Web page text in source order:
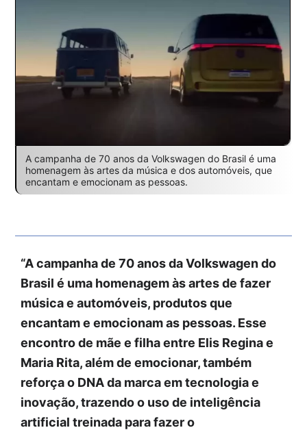
A campanha de 70 anos da Volkswagen do Brasil é uma
homenagem às artes da música e dos automóveis, que
encantam e emocionam as pessoas.
“A campanha de 70 anos da Volkswagen do
Brasil é uma homenagem às artes de fazer
música e automóveis, produtos que
encantam e emocionam as pessoas. Esse
encontro de mãe e filha entre Elis Regina e
Maria Rita, além de emocionar, também
reforça o DNA da marca em tecnologia e
inovação, trazendo o uso de inteligência
artificial treinada para fazer o